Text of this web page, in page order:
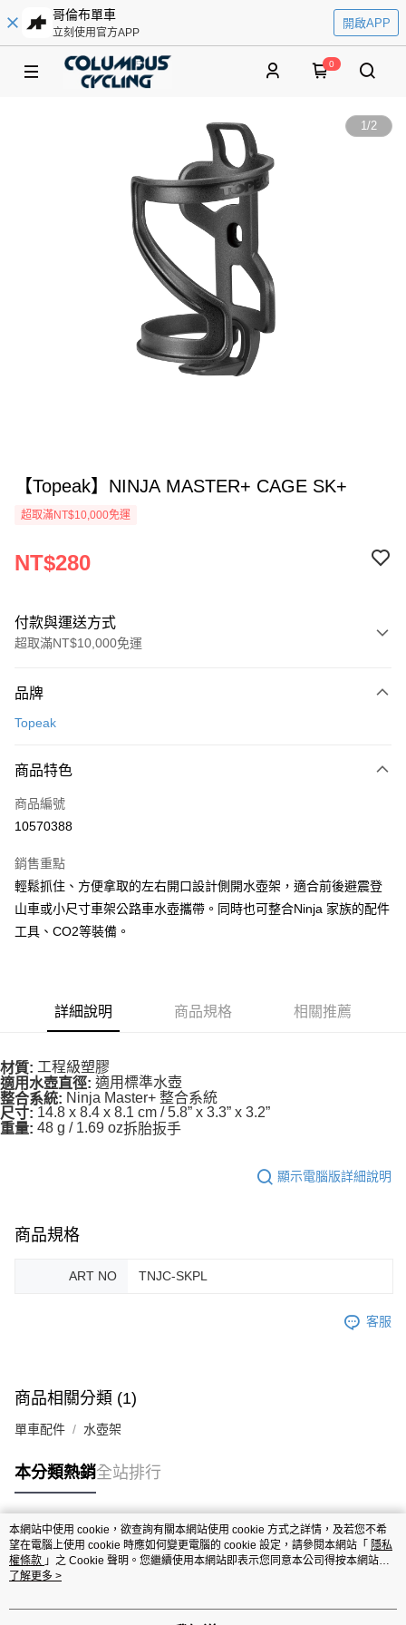
哥倫布單車
立刻使用官方APP
開啟APP
0
1/2
【Topeak】NINJA MASTER+ CAGE SK+
超取滿NT$10,000免運
NT$280
付款與運送方式
超取滿NT$10,000免運
信用卡一次付款
Apple Pay
ATM付款
全家取貨付款
每筆NT$90
付款後全家取貨
每筆NT$60，滿NT$10,000(含以上)免運費
每筆NT$60，滿NT$10,000(含以上)免運費
宅配
每筆NT$80
品牌
Topeak
商品特色
商品編號
10570388
銷售重點
輕鬆抓住、方便拿取的左右開口設計側開水壺架，適合前後避震登
山車或小尺寸車架公路車水壺攜帶。同時也可整合Ninja 家族的配件
工具、CO2等裝備。
詳細說明 商品規格 相關推薦
材質: 工程級塑膠
適用水壺直徑: 適用標準水壺
整合系統: Ninja Master+ 整合系統
尺寸: 14.8 x 8.4 x 8.1 cm / 5.8” x 3.3” x 3.2”
重量: 48 g / 1.69 oz拆胎扳手
顯示電腦版詳細說明
商品規格
ART NO TNJC-SKPL
客服
商品相關分類 (1)
單車配件 水壺架
本分類熱銷全站排行
熱門標籤
本網站中使用 cookie，欲查詢有關本網站使用 cookie 方式之詳情，及若您不希
望在電腦上使用 cookie 時應如何變更電腦的 cookie 設定，請參閱本網站「 隱私
權條款 」之 Cookie 聲明。您繼續使用本網站即表示您同意本公司得按本網站使
用條款之 Cookie 聲明使用 cookie。
了解更多 >